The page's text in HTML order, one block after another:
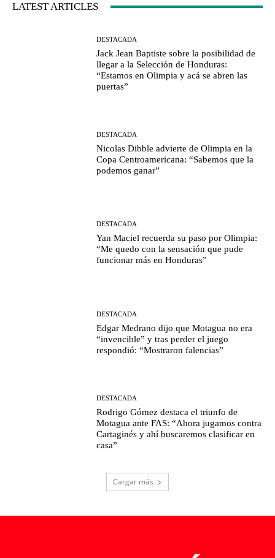
LATEST ARTICLES
DESTACADA
Jack Jean Baptiste sobre la posibilidad de
llegar a la Selección de Honduras:
“Estamos en Olimpia y acá se abren las
puertas”
DESTACADA
Nicolas Dibble advierte de Olimpia en la
Copa Centroamericana: “Sabemos que la
podemos ganar”
DESTACADA
Yan Maciel recuerda su paso por Olimpia:
“Me quedo con la sensación que pude
funcionar más en Honduras”
DESTACADA
Edgar Medrano dijo que Motagua no era
“invencible” y tras perder el juego
respondió: “Mostraron falencias”
DESTACADA
Rodrigo Gómez destaca el triunfo de
Motagua ante FAS: “Ahora jugamos contra
Cartaginés y ahí buscaremos clasificar en
casa”
Cargar más